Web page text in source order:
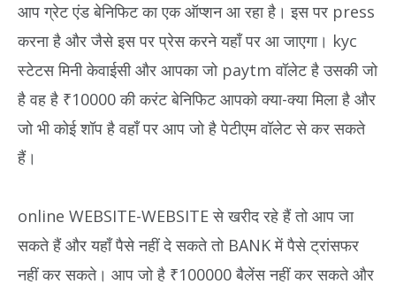
आप ग्रेट एंड बेनिफिट का एक ऑप्शन आ रहा है। इस पर press
करना है और जैसे इस पर प्रेस करने यहाँ पर आ जाएगा। kyc
स्टेटस मिनी केवाईसी और आपका जो paytm वॉलेट है उसकी जो
है वह है ₹10000 की करंट बेनिफिट आपको क्या-क्या मिला है और
जो भी कोई शॉप है वहाँ पर आप जो है पेटीएम वॉलेट से कर सकते
हैं।
online WEBSITE-WEBSITE से खरीद रहे हैं तो आप जा
सकते हैं और यहाँ पैसे नहीं दे सकते तो BANK में पैसे ट्रांसफर
नहीं कर सकते। आप जो है ₹100000 बैलेंस नहीं कर सकते और